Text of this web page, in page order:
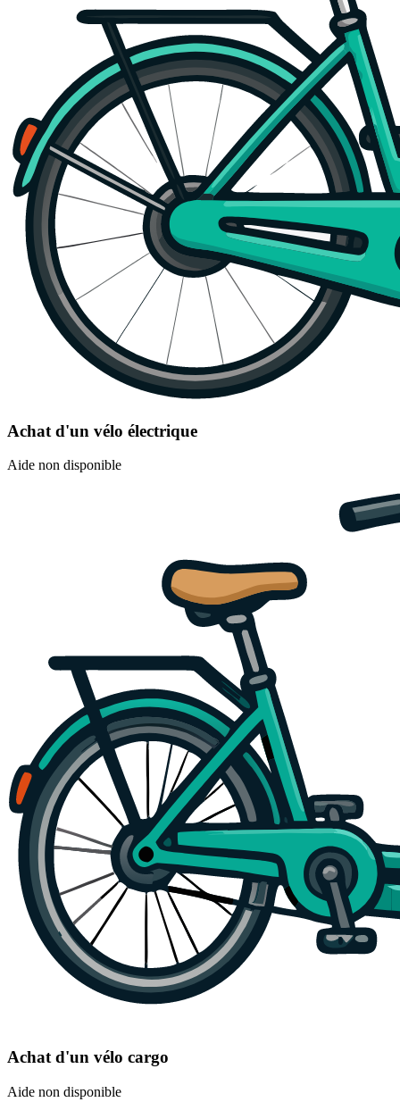
Achat d'un vélo électrique
Aide non disponible
Achat d'un vélo cargo
Aide non disponible